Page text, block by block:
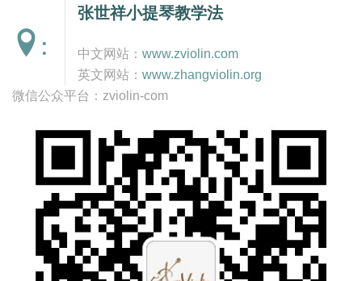
:
张世祥小提琴教学法
中文网站： www.zviolin.com
英文网站： www.zhangviolin.org
微信公众平台：zviolin-com